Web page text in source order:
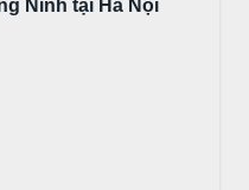
Ninh tại Hà Nội